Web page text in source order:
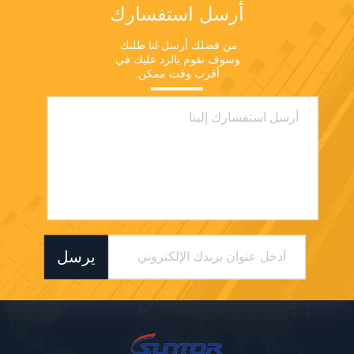
أرسل استفسارك
أقرب وقت ممكن.
يرسل